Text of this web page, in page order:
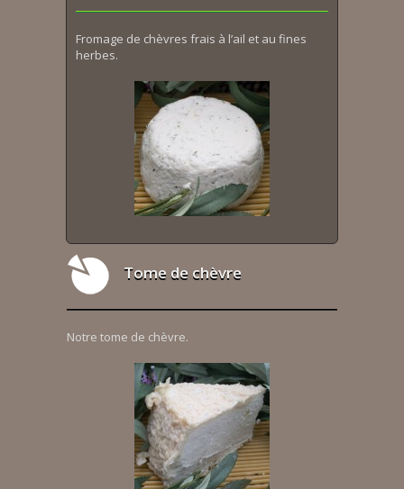
Fromage de chèvres frais à l’ail et au fines
herbes.
Tome de chèvre
Notre tome de chèvre.